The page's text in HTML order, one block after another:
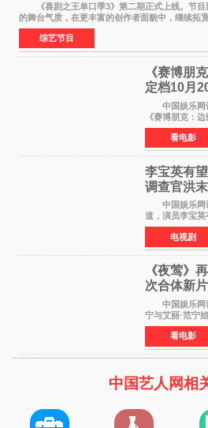
《喜剧之王单口季3》第二期正式上线。节目
的舞台气质，在更丰富的创作者面貌中，继续拓
着更加成熟的文本与舞台掌控回归，新面孔则
综艺节目
《赛博朋
定档10月
对角色投
中国娱乐网讯
《赛博朋克：
式敲定——将于
前，Netflix韩
息，随后迅
看电影
李宝英有
调查官洪
妈妈家事
中国娱乐网讯
道，演员李宝
洪末琴》女主
剧中饰演家庭
使在极限状况
电视剧
《夜莺》
次合体新
中国娱乐网
宁与艾丽·范宁
莺》再度改档，
同年3月19日北
期争取更多年轻
看电影
中国艺人网相